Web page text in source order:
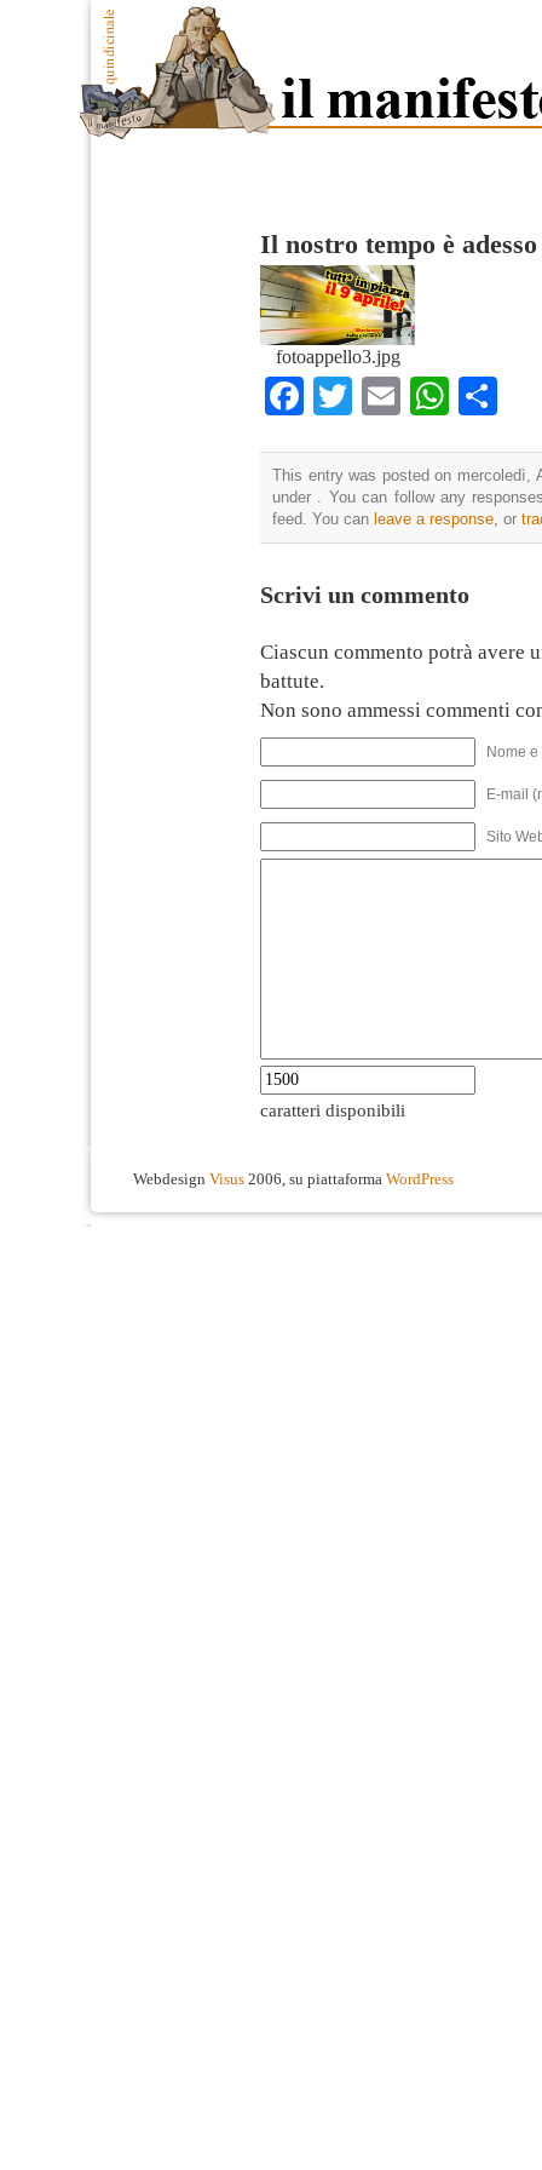
Il nostro tempo è adesso
fotoappello3.jpg
Facebook
TwitterEmail
This entry was posted on mercoledì,
under . You can follow any
feed. You can leave a response , or
Scrivi un commento
Ciascun commento potrà avere
battute.
Non sono ammessi commenti
Nome
E-mail
Sito
caratteri disponibili
Webdesign Visus 2006, su piattaforma WordPress